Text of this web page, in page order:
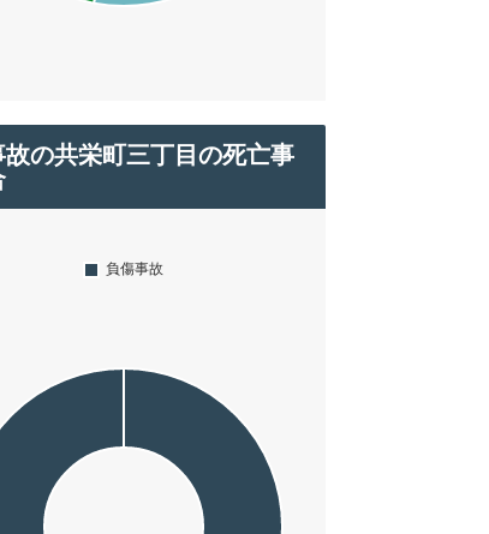
故の共栄町三丁目の死亡事